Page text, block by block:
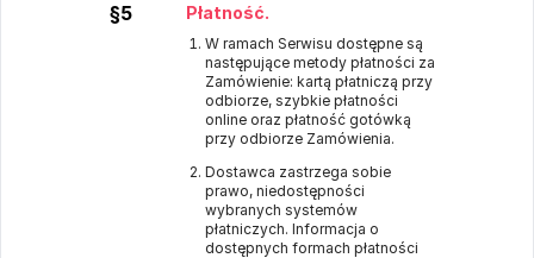
§5 Płatność.
W ramach Serwisu dostępne są
następujące metody płatności za
Zamówienie: kartą płatniczą przy
odbiorze, szybkie płatności
online oraz płatność gotówką
przy odbiorze Zamówienia.
Dostawca zastrzega sobie
prawo, niedostępności
wybranych systemów
płatniczych. Informacja o
dostępnych formach płatności